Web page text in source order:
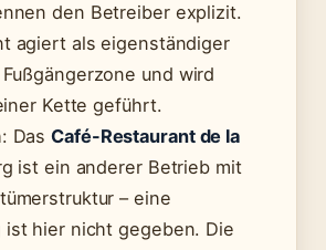
den Betreiber explizit.
agiert als eigenständiger
und wird
Kette geführt.
DasCafé-Restaurant de la
ist ein anderer Betrieb mit
– eine
ist hier nicht gegeben. Die